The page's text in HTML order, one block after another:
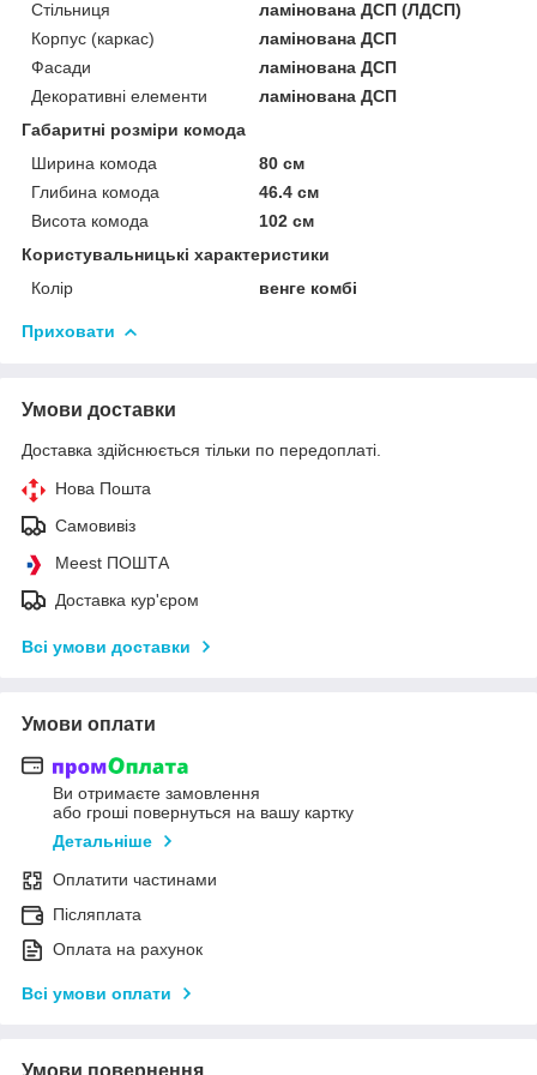
Стільниця
ламінована ДСП (ЛДСП)
Корпус (каркас)
ламінована ДСП
Фасади
ламінована ДСП
Декоративні елементи
ламінована ДСП
Габаритні розміри комода
Ширина комода
80 см
Глибина комода
46.4 см
Висота комода
102 см
Користувальницькі характеристики
Колір
венге комбі
Приховати
Умови доставки
Доставка здійснюється тільки по передоплаті.
Нова Пошта
Самовивіз
Meest ПОШТА
Доставка кур'єром
Всі умови доставки
Умови оплати
Ви отримаєте замовлення
або гроші повернуться на вашу картку
Детальніше
Оплатити частинами
Післяплата
Оплата на рахунок
Всі умови оплати